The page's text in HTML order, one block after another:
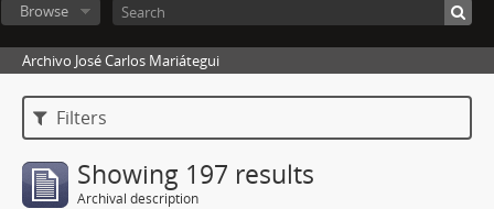
Browse
Archivo José Carlos Mariátegui
Filters
Showing 197 results
Archival description